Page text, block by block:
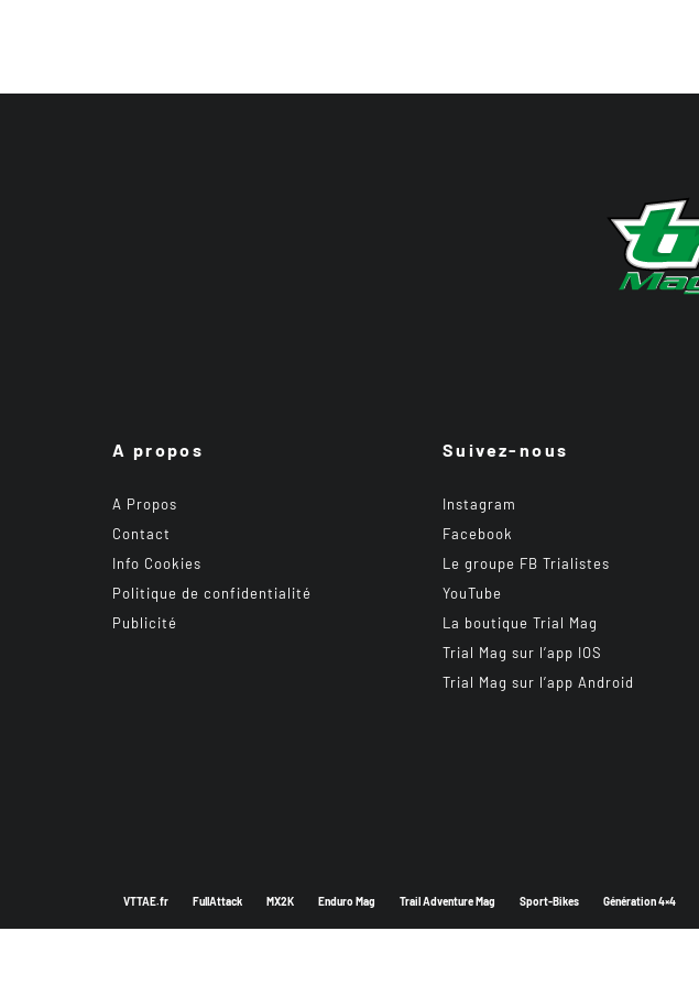
A propos
A Propos
Contact
Info Cookies
Politique de confidentialité
Publicité
Suivez-nous
Instagram
Facebook
Le groupe FB Trialistes
YouTube
La boutique Trial Mag
Trial Mag sur l’app IOS
Trial Mag sur l’app Android
VTTAE.fr FullAttack MX2K Enduro Mag Trail Adventure Mag Sport-Bikes Génération 4×4